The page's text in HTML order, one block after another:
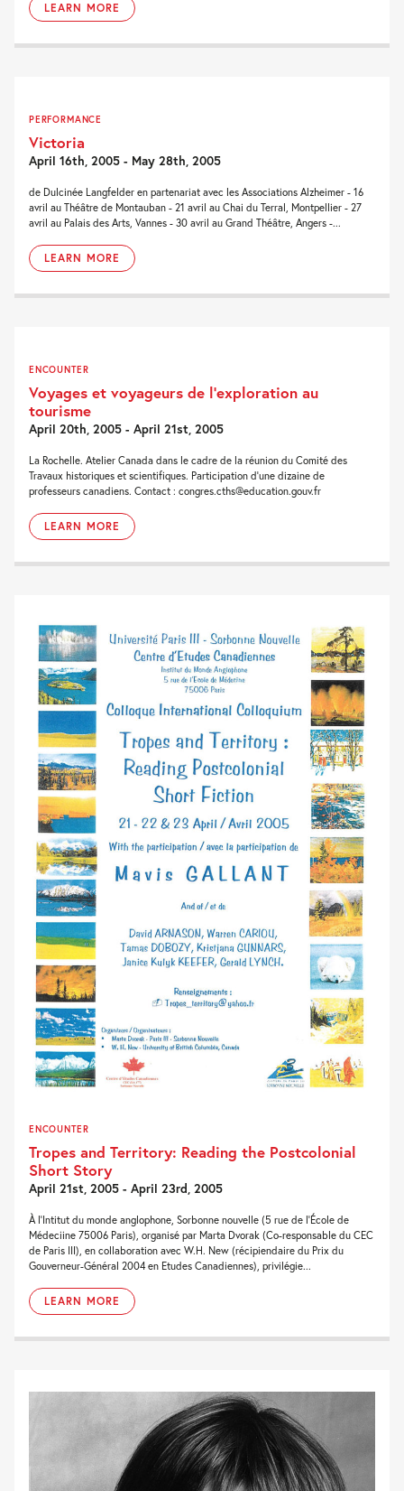
LEARN MORE
PERFORMANCE
Victoria
April 16th, 2005 - May 28th, 2005
de Dulcinée Langfelder en partenariat avec les Associations Alzheimer - 16
avril au Théâtre de Montauban - 21 avril au Chai du Terral, Montpellier - 27
avril au Palais des Arts, Vannes - 30 avril au Grand Théâtre, Angers -...
LEARN MORE
ENCOUNTER
Voyages et voyageurs de l’exploration au
tourisme
April 20th, 2005 - April 21st, 2005
La Rochelle. Atelier Canada dans le cadre de la réunion du Comité des
Travaux historiques et scientifiques. Participation d'une dizaine de
professeurs canadiens. Contact : congres.cths@education.gouv.fr
LEARN MORE
ENCOUNTER
Tropes and Territory: Reading the Postcolonial
Short Story
April 21st, 2005 - April 23rd, 2005
À l'Intitut du monde anglophone, Sorbonne nouvelle (5 rue de l'École de
Médeciine 75006 Paris), organisé par Marta Dvorak (Co-responsable du CEC
de Paris III), en collaboration avec W.H. New (récipiendaire du Prix du
Gouverneur-Général 2004 en Etudes Canadiennes), privilégie...
LEARN MORE